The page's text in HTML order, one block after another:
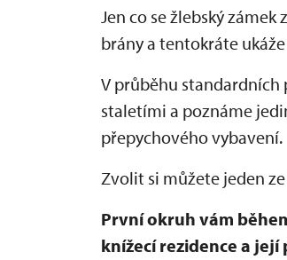
Jen co se žlebský
brány a tentokráte
V průběhu standardních
staletími a poznáme
přepychového vybavení.
Zvolit si můžete jeden
První okruh vám
knížecí rezidence a